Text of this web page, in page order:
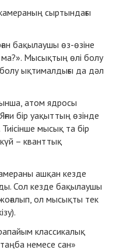
сыртындағы
бақылаушы өз-өзіне
ма?». Мысықтың өлі болу
ықтималдығы да дәл
атом ядросы
бір уақыттың өзінде
мысық та бір
– кванттық
ашқан кезде
Сол кезде бақылаушы
ол мысықты тек
классикалық
немесе сан»